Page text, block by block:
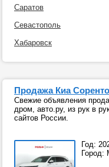
Саратов
Севастополь
Хабаровск
Продажа Киа
Свежие объявления
дром, авто.ру, из рук в
сайтов России.
Год:
Город: